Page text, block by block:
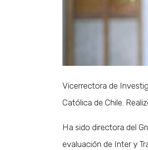
Vicerrectora de
Católica de Chile.
Ha sido directora del
evaluación de Inter y